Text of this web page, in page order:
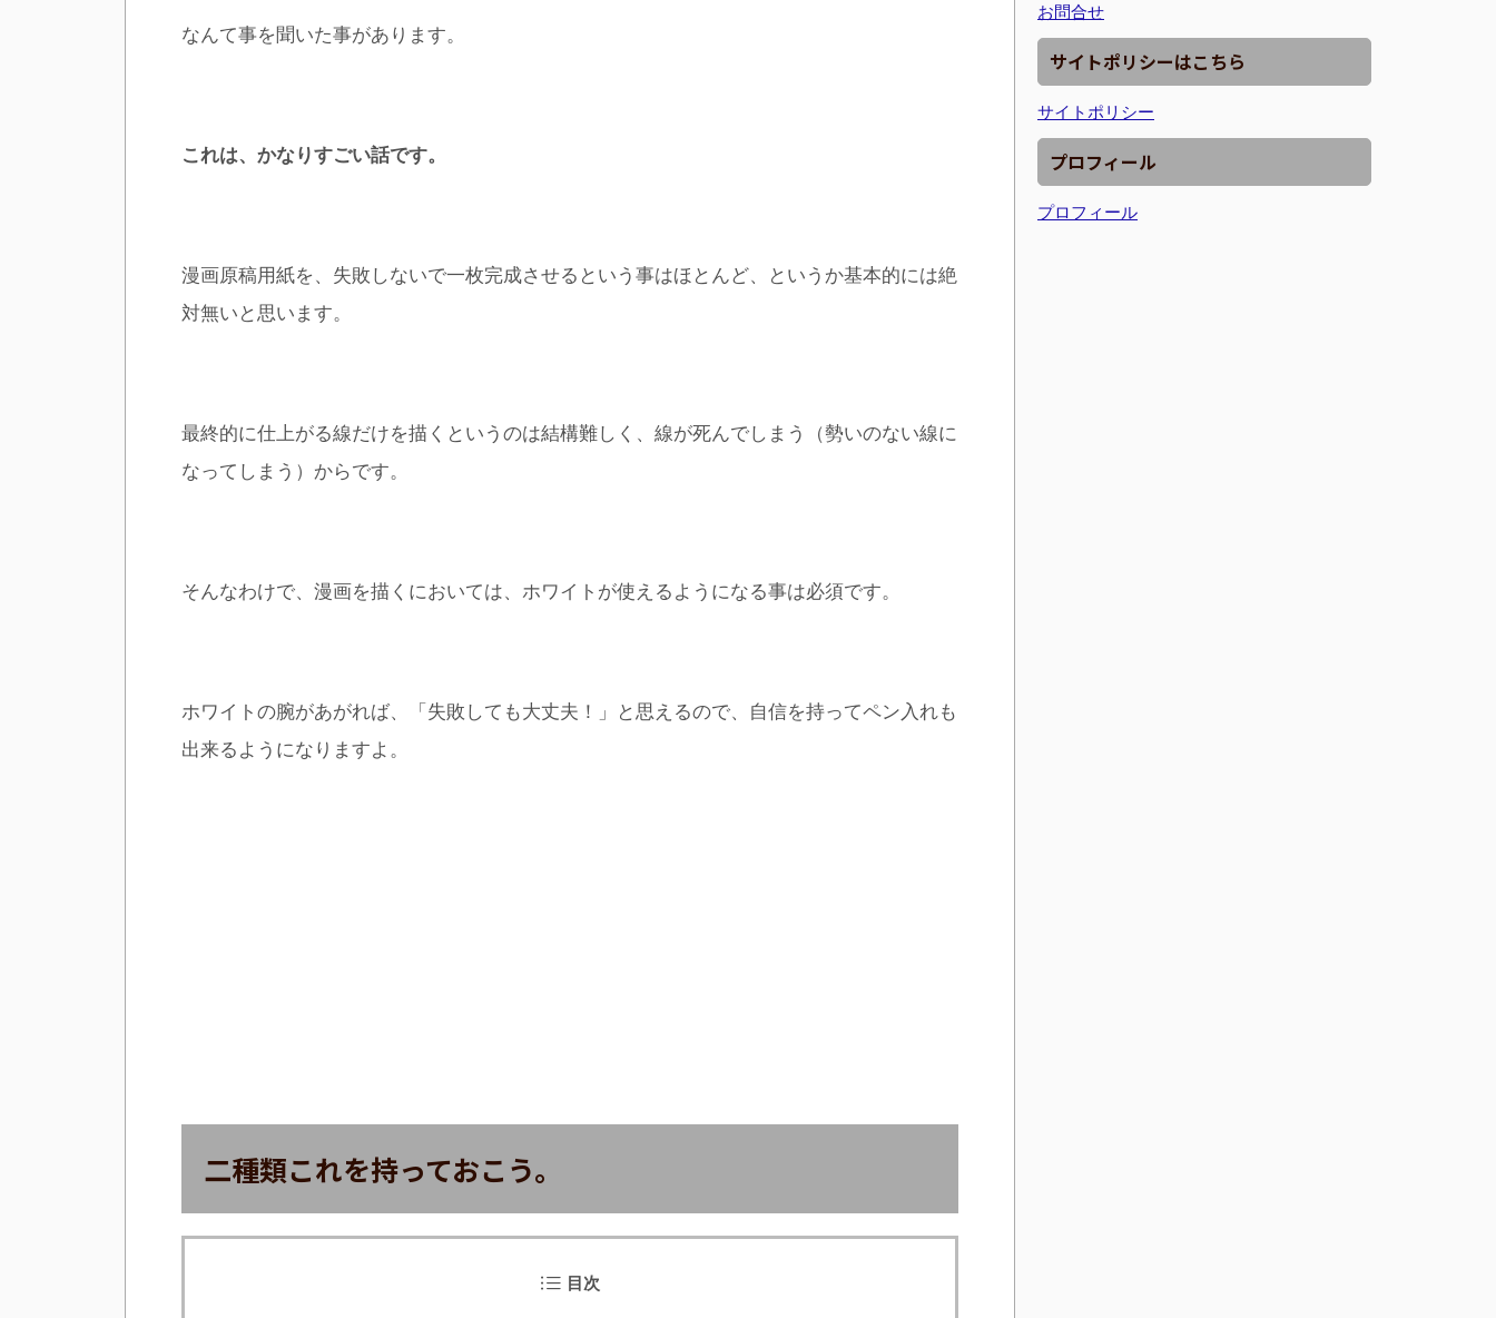
なんて事を聞いた事があります。
これは、かなりすごい話です。
漫画原稿用紙を、失敗しないで一枚完成させるという事はほとんど、というか基本的には絶
対無いと思います。
最終的に仕上がる線だけを描くというのは結構難しく、線が死んでしまう（勢いのない線に
なってしまう）からです。
そんなわけで、漫画を描くにおいては、ホワイトが使えるようになる事は必須です。
ホワイトの腕があがれば、「失敗しても大丈夫！」と思えるので、自信を持ってペン入れも
出来るようになりますよ。
二種類これを持っておこう。
目次
お問合せ
サイトポリシーはこちら
サイトポリシー
プロフィール
プロフィール